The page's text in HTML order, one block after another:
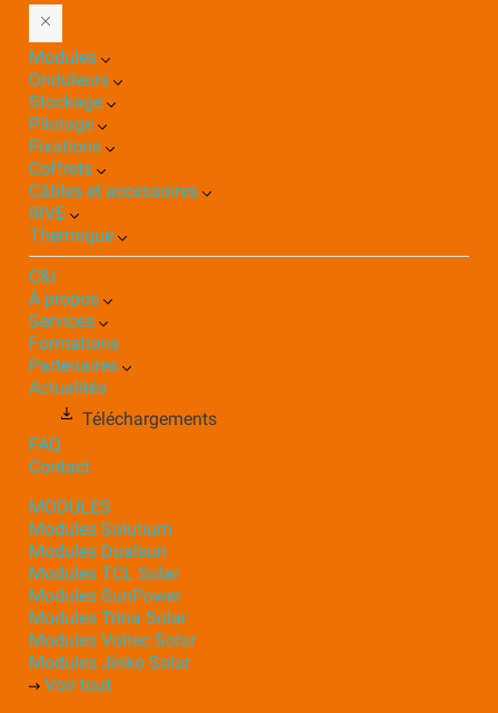
Modules
Onduleurs
Stockage
Pilotage
Fixations
Coffrets
Câbles et accessoires
IRVE
Thermique
C&I
À propos
Services
Formations
Partenaires
Actualités
Téléchargements
FAQ
Contact
MODULES
Modules Solutium
Modules Dualsun
Modules TCL Solar
Modules SunPower
Modules Trina Solar
Modules Voltec Solar
Modules Jinko Solar
Voir tout